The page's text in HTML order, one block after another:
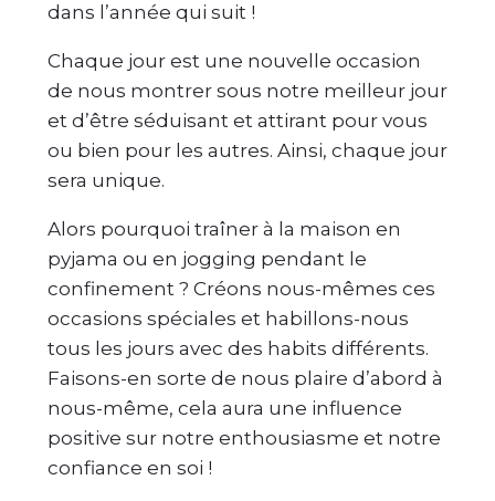
dans l’année qui suit !
Chaque jour est une nouvelle occasion
de nous montrer sous notre meilleur jour
et d’être séduisant et attirant pour vous
ou bien pour les autres. Ainsi, chaque jour
sera unique.
Alors pourquoi traîner à la maison en
pyjama ou en jogging pendant le
confinement ? Créons nous-mêmes ces
occasions spéciales et habillons-nous
tous les jours avec des habits différents.
Faisons-en sorte de nous plaire d’abord à
nous-même, cela aura une influence
positive sur notre enthousiasme et notre
confiance en soi !